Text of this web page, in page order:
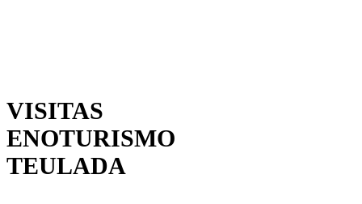
VISITAS
ENOTURISMO
TEULADA